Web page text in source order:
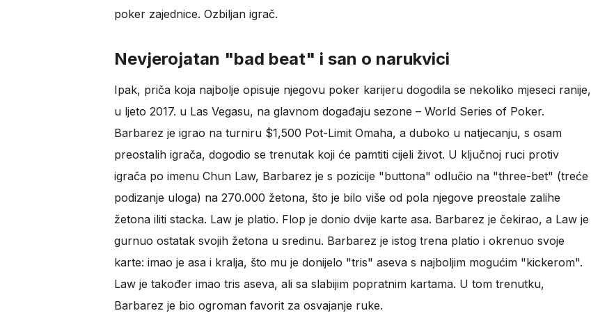
poker zajednice. Ozbiljan igrač.
Nevjerojatan "bad beat" i san o narukvici
Ipak, priča koja najbolje opisuje njegovu poker karijeru dogodila se nekoliko mjeseci ranije,
u ljeto 2017. u Las Vegasu, na glavnom događaju sezone – World Series of Poker.
Barbarez je igrao na turniru $1,500 Pot-Limit Omaha, a duboko u natjecanju, s osam
preostalih igrača, dogodio se trenutak koji će pamtiti cijeli život. U ključnoj ruci protiv
igrača po imenu Chun Law, Barbarez je s pozicije "buttona" odlučio na "three-bet" (treće
podizanje uloga) na 270.000 žetona, što je bilo više od pola njegove preostale zalihe
žetona iliti stacka. Law je platio. Flop je donio dvije karte asa. Barbarez je čekirao, a Law je
gurnuo ostatak svojih žetona u sredinu. Barbarez je istog trena platio i okrenuo svoje
karte: imao je asa i kralja, što mu je donijelo "tris" aseva s najboljim mogućim "kickerom".
Law je također imao tris aseva, ali sa slabijim popratnim kartama. U tom trenutku,
Barbarez je bio ogroman favorit za osvajanje ruke.